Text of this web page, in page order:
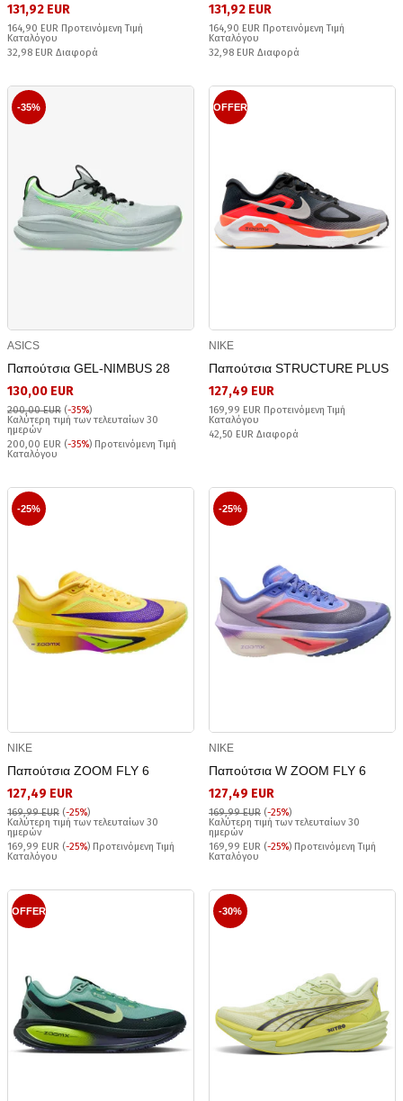
131,92 EUR
164,90 EUR Προτεινόμενη Τιμή
Καταλόγου
32,98 EUR Διαφορά
131,92 EUR
164,90 EUR Προτεινόμενη Τιμή
Καταλόγου
32,98 EUR Διαφορά
-35%
ASICS
Παπούτσια GEL-NIMBUS 28
130,00 EUR
200,00 EUR (-35%)
Καλύτερη τιμή των τελευταίων 30
ημερών
200,00 EUR (-35%) Προτεινόμενη Τιμή
Καταλόγου
OFFER
NIKE
Παπούτσια STRUCTURE PLUS
127,49 EUR
169,99 EUR Προτεινόμενη Τιμή
Καταλόγου
42,50 EUR Διαφορά
-25%
NIKE
Παπούτσια ZOOM FLY 6
127,49 EUR
169,99 EUR (-25%)
Καλύτερη τιμή των τελευταίων 30
ημερών
169,99 EUR (-25%) Προτεινόμενη Τιμή
Καταλόγου
-25%
NIKE
Παπούτσια W ZOOM FLY 6
127,49 EUR
169,99 EUR (-25%)
Καλύτερη τιμή των τελευταίων 30
ημερών
169,99 EUR (-25%) Προτεινόμενη Τιμή
Καταλόγου
OFFER -30%